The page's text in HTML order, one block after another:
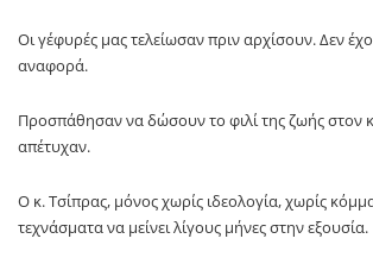
Οι γέφυρές μας τελείωσαν πριν αρχίσουν. Δεν
αναφορά.
Προσπάθησαν να δώσουν το φιλί της ζωής στον
απέτυχαν.
Ο κ. Τσίπρας, μόνος χωρίς ιδεολογία, χωρίς
τεχνάσματα να μείνει λίγους μήνες στην εξουσία.